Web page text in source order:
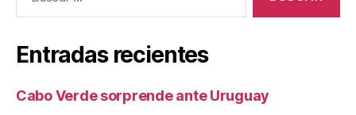
Entradas recientes
Cabo Verde sorprende ante Uruguay